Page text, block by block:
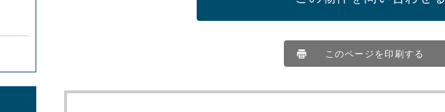
このページを印刷する